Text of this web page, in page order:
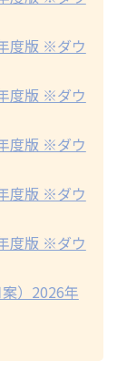
度版 ※ダウ
度版 ※ダウ
度版 ※ダウ
度版 ※ダウ
度版 ※ダウ
）2026年